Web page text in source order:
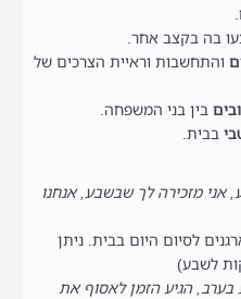
בה בקצב אחר.
והתחשבות וראיית הצרכים של
בין בני המשפחה.
בבית.
אני מזכירה לך שבשבע, אנחנו
דקות מתארגנים לסיום היום בבית. ניתן
לשבע)
הגיע הזמן לאסוף את